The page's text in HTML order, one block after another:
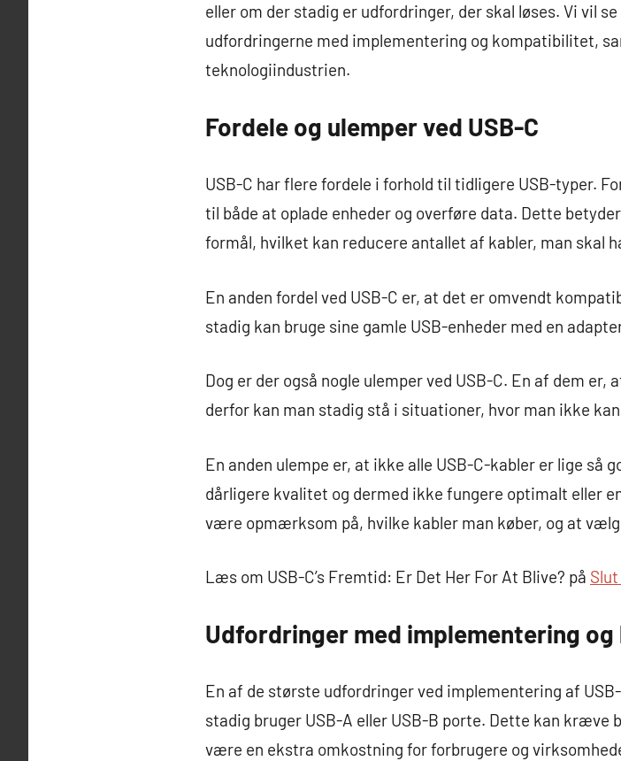
eller om der stadig er udfordringer, der skal løses. Vi vil
udfordringerne med implementering og kompatibilitet,
teknologiindustrien.
Fordele og ulemper ved USB-C
USB-C har flere fordele i forhold til tidligere USB-typer.
til både at oplade enheder og overføre data. Dette
formål, hvilket kan reducere antallet af kabler, man skal
En anden fordel ved USB-C er, at det er omvendt
stadig kan bruge sine gamle USB-enheder med en
Dog er der også nogle ulemper ved USB-C. En af dem
derfor kan man stadig stå i situationer, hvor man ikke
En anden ulempe er, at ikke alle USB-C-kabler er lige så
dårligere kvalitet og dermed ikke fungere optimalt eller
være opmærksom på, hvilke kabler man køber, og at
Læs om USB-C’s Fremtid: Er Det Her For At Blive? på
Udfordringer med implementering
En af de største udfordringer ved implementering af
stadig bruger USB-A eller USB-B porte. Dette kan kræve
være en ekstra omkostning for forbrugere og